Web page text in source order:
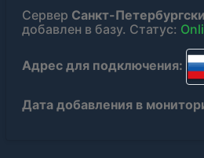
Сервер Санкт-
добавлен в базу. Статус:
Адрес для подключения:
Дата добавления в